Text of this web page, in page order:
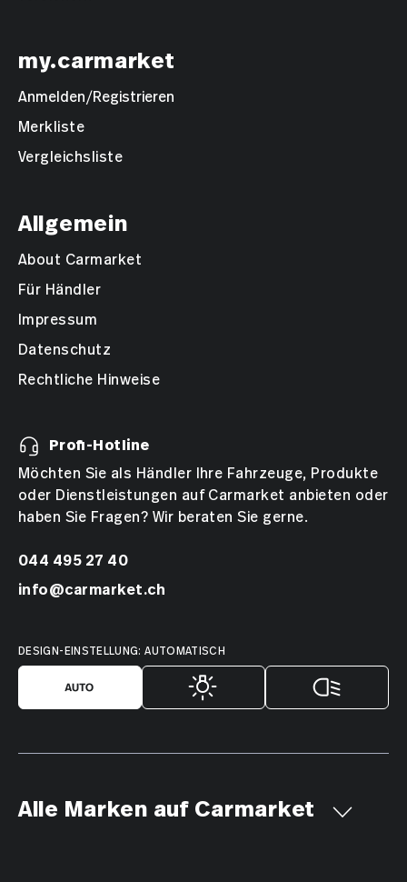
my.carmarket
Anmelden/Registrieren
Merkliste
Vergleichsliste
Allgemein
About Carmarket
Für Händler
Impressum
Datenschutz
Rechtliche Hinweise
Profi-Hotline
Möchten Sie als Händler Ihre Fahrzeuge, Produkte
oder Dienstleistungen auf Carmarket anbieten oder
haben Sie Fragen? Wir beraten Sie gerne.
044 495 27 40
info@carmarket.ch
DESIGN-EINSTELLUNG: AUTOMATISCH
Alle Marken auf Carmarket